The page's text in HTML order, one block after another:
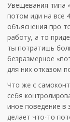
Увещевания типа
потом иди на все
объяснения про
работу, а то
ты потратишь
безразмерное
для них отказом
Что же с
себя
иное поведение в
делает что-то